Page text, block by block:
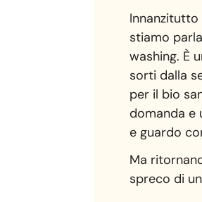
stiamo
washing. È
sorti dalla
per il bio
domanda e
e guardo
Ma
spreco di